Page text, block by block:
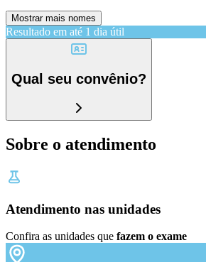
Mostrar mais nomes
Resultado em até 1 dia útil
Qual seu convênio?
Sobre o atendimento
Atendimento nas unidades
Confira as unidades que fazem o exame